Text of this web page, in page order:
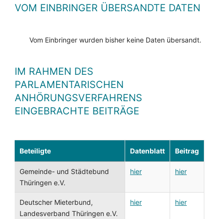
VOM EINBRINGER ÜBERSANDTE DATEN
Vom Einbringer wurden bisher keine Daten übersandt.
IM RAHMEN DES
PARLAMENTARISCHEN
ANHÖRUNGSVERFAHRENS
EINGEBRACHTE BEITRÄGE
Beteiligte Datenblatt Beitrag
Gemeinde- und Städtebund
Thüringen e.V.
hier hier
Deutscher Mieterbund,
Landesverband Thüringen e.V.
hier hier